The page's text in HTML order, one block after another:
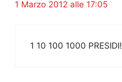
1 Marzo 2012 alle 17:05
1 10 100 1000 PRESIDI!